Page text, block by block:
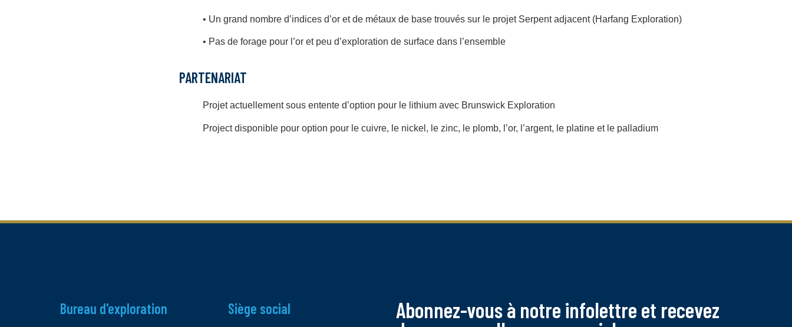
• Un grand nombre d’indices d’or et de métaux de base trouvés sur le projet Serpent adjacent (Harfang Exploration)
• Pas de forage pour l’or et peu d’exploration de surface dans l’ensemble
PARTENARIAT
Projet actuellement sous entente d’option pour le lithium avec Brunswick Exploration
Project disponible pour option pour le cuivre, le nickel, le zinc, le plomb, l’or, l’argent, le platine et le palladium
Bureau d'exploration Siège social Abonnez-vous à notre infolettre et recevez